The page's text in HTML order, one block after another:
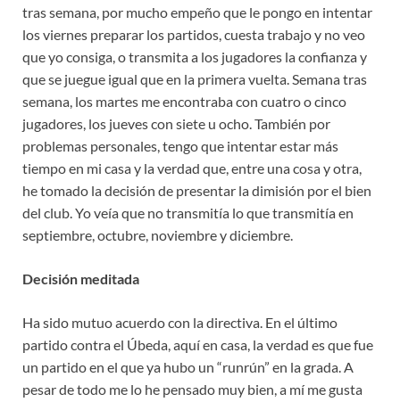
tras semana, por mucho empeño que le pongo en intentar
los viernes preparar los partidos, cuesta trabajo y no veo
que yo consiga, o transmita a los jugadores la confianza y
que se juegue igual que en la primera vuelta. Semana tras
semana, los martes me encontraba con cuatro o cinco
jugadores, los jueves con siete u ocho. También por
problemas personales, tengo que intentar estar más
tiempo en mi casa y la verdad que, entre una cosa y otra,
he tomado la decisión de presentar la dimisión por el bien
del club. Yo veía que no transmitía lo que transmitía en
septiembre, octubre, noviembre y diciembre.
Decisión meditada
Ha sido mutuo acuerdo con la directiva. En el último
partido contra el Úbeda, aquí en casa, la verdad es que fue
un partido en el que ya hubo un “runrún” en la grada. A
pesar de todo me lo he pensado muy bien, a mí me gusta